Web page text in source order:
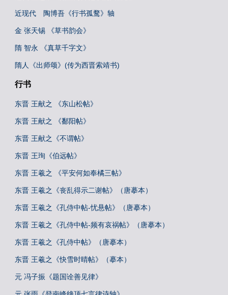
近现代 陶博吾《行书孤鹜》轴
金 张天锡 《草书韵会》
隋 智永 《真草千字文》
隋人《出师颂》(传为西晋索靖书)
行书
东晋 王献之 《东山松帖》
东晋 王献之 《鄱阳帖》
东晋 王献之《不谓帖》
东晋 王珣《伯远帖》
东晋 王羲之 《平安何如奉橘三帖》
东晋 王羲之《丧乱得示二谢帖》（唐摹本）
东晋 王羲之《孔侍中帖-忧悬帖》（唐摹本）
东晋 王羲之《孔侍中帖-频有哀祸帖》（唐摹本）
东晋 王羲之《孔侍中帖》（唐摹本）
东晋 王羲之《快雪时晴帖》（摹本）
元 冯子振《题国诠善见律》